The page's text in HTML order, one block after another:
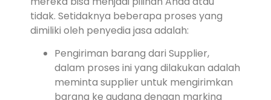
tidak. Setidaknya beberapa proses yang
dimiliki oleh penyedia jasa adalah:
Pengiriman barang dari Supplier,
dalam proses ini yang dilakukan adalah
meminta supplier untuk mengirimkan
barang ke gudang dengan marking